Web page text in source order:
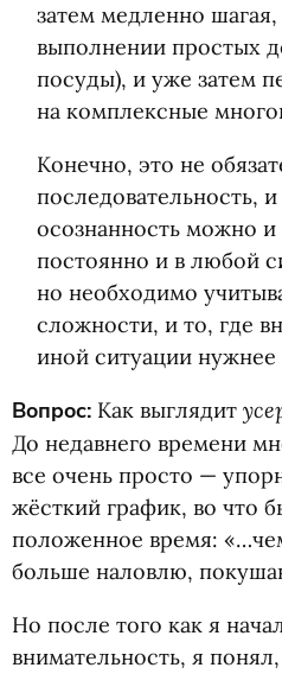
затем медленно
выполнении простых
посуды), и уже затем
на комплексные
Конечно, это не
последовательность,
осознанность можно и
постоянно и в любой
но необходимо
сложности, и то, где
иной ситуации нужнее
Вопрос: Как выглядит
До недавнего времени
все очень просто —
жёсткий график, во что
положенное время:
больше наловлю,
Но после того как я
внимательность, я